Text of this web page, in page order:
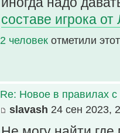
составе игрока от
2 человек отметили
Re: Новое в правилах с
slavash 24 сен 2023,